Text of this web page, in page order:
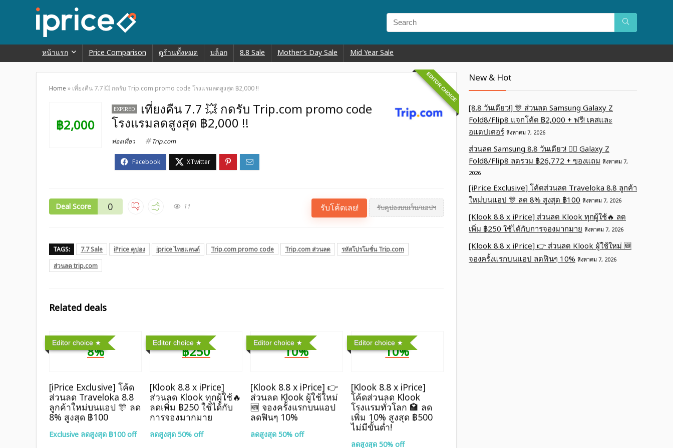
หน้าแรก Price Comparison ดูร้านทั้งหมด บล็อก 8.8 Sale Mother’s Day Sale Mid Year Sale
Home » เที่ยงคืน 7.7 💥 กดรับ Trip.com promo code โรงแรมลดสูงสุด ฿2,000 !! EDITOR CHOICE
฿2,000
EXPIRED
เที่ยงคืน 7.7 💥 กดรับ Trip.com promo code
โรงแรมลดสูงสุด ฿2,000 !!
ท่องเที่ยว Trip.com
Deal Score 0 11 รับโค้ดเลย! รับคูปองบนเว็บ/แอปฯ
TAGS: 7.7 Sale iPrice คูปอง iprice ไทยแลนด์ Trip.com promo code Trip.com ส่วนลด
รหัสโปรโมชั่น Trip.com
ส่วนลด trip.com
Related deals
Editor choice
8%
[iPrice Exclusive] โค้ด
ส่วนลด Traveloka 8.8
ลูกค้าใหม่บนแอป 🎊 ลด
8% สูงสุด​ ฿100
Exclusive ลดสูงสุด ฿100 off
Editor choice
฿250
[Klook 8.8 x iPrice]
ส่วนลด Klook ทุกผู้ใช้🔥
ลดเพิ่ม ฿250 ใช้ได้กับ
การจองมากมาย
ลดสูงสุด 50% off
Editor choice
10%
[Klook 8.8 x iPrice] 👉
ส่วนลด Klook ผู้ใช้ใหม่
🆕 จองครั้งแรกบนแอป
ลดฟินๆ 10%
ลดสูงสุด 50% off
Editor choice
10%
[Klook 8.8 x iPrice]
โค้ดส่วนลด Klook
โรงแรมทั่วโลก 🏩 ลด
เพิ่ม 10% สูงสุด ฿500
ไม่มีขั้นต่ำ!
ลดสูงสุด 50% off
New & Hot
[8.8 วันเดียว!] 🎊 ส่วนลด Samsung Galaxy Z
Fold8/Flip8 แจกโค้ด ฿2,000 + ฟรี! เคสและ
อแดปเตอร์ สิงหาคม 7, 2026
ส่วนลด Samsung 8.8 วันเดียว! ❤️‍🔥 Galaxy Z
Fold8/Flip8 ลดรวม ฿26,772 + ของแถม สิงหาคม 7,
2026
[iPrice Exclusive] โค้ดส่วนลด Traveloka 8.8 ลูกค้า
ใหม่บนแอป 🎊 ลด 8% สูงสุด​ ฿100 สิงหาคม 7, 2026
[Klook 8.8 x iPrice] ส่วนลด Klook ทุกผู้ใช้🔥 ลด
เพิ่ม ฿250 ใช้ได้กับการจองมากมาย สิงหาคม 7, 2026
[Klook 8.8 x iPrice] 👉 ส่วนลด Klook ผู้ใช้ใหม่ 🆕
จองครั้งแรกบนแอป ลดฟินๆ 10% สิงหาคม 7, 2026